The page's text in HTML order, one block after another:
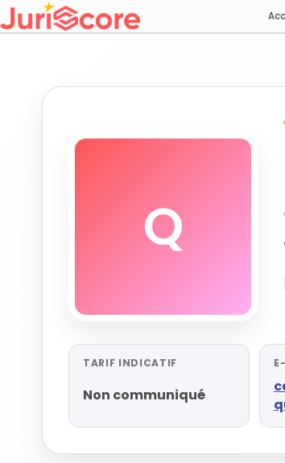
Q
TARIF INDICATIF
Non communiqué